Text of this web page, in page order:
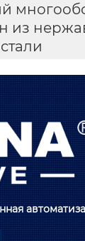
из
стали